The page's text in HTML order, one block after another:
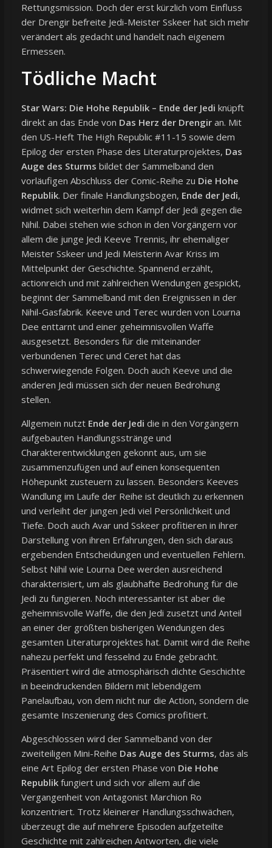
Rettungsmission. Doch der erst kürzlich vom Einfluss
der Drengir befreite Jedi-Meister Sskeer hat sich mehr
verändert als gedacht und handelt nach eigenem
Ermessen.
Tödliche Macht
Star Wars: Die Hohe Republik – Ende der Jedi knüpft
direkt an das Ende von Das Herz der Drengiran. Mit
den US-Heft The High Republic #11-15 sowie dem
Epilog der ersten Phase des Literaturprojektes, Das
Auge des Sturms bildet der Sammelband den
vorläufigen Abschluss der Comic-Reihe zu Die Hohe
Republik. Der finale Handlungsbogen, Ende der Jedi,
widmet sich weiterhin dem Kampf der Jedi gegen die
Nihil. Dabei stehen wie schon in den Vorgängern vor
allem die junge Jedi Keeve Trennis, ihr ehemaliger
Meister Sskeer und Jedi Meisterin Avar Kriss im
Mittelpunkt der Geschichte. Spannend erzählt,
actionreich und mit zahlreichen Wendungen gespickt,
beginnt der Sammelband mit den Ereignissen in der
Nihil-Gasfabrik. Keeve und Terec wurden von Lourna
Dee enttarnt und einer geheimnisvollen Waffe
ausgesetzt. Besonders für die miteinander
verbundenen Terec und Ceret hat das
schwerwiegende Folgen. Doch auch Keeve und die
anderen Jedi müssen sich der neuen Bedrohung
stellen.
Allgemein nutzt Ende der Jedi die in den Vorgängern
aufgebauten Handlungsstränge und
Charakterentwicklungen gekonnt aus, um sie
zusammenzufügen und auf einen konsequenten
Höhepunkt zusteuern zu lassen. Besonders Keeves
Wandlung im Laufe der Reihe ist deutlich zu erkennen
und verleiht der jungen Jedi viel Persönlichkeit und
Tiefe. Doch auch Avar und Sskeer profitieren in ihrer
Darstellung von ihren Erfahrungen, den sich daraus
ergebenden Entscheidungen und eventuellen Fehlern.
Selbst Nihil wie Lourna Dee werden ausreichend
charakterisiert, um als glaubhafte Bedrohung für die
Jedi zu fungieren. Noch interessanter ist aber die
geheimnisvolle Waffe, die den Jedi zusetzt und Anteil
an einer der größten bisherigen Wendungen des
gesamten Literaturprojektes hat. Damit wird die Reihe
nahezu perfekt und fesselnd zu Ende gebracht.
Präsentiert wird die atmosphärisch dichte Geschichte
in beeindruckenden Bildern mit lebendigem
Panelaufbau, von dem nicht nur die Action, sondern die
gesamte Inszenierung des Comics profitiert.
Abgeschlossen wird der Sammelband von der
zweiteiligen Mini-Reihe Das Auge des Sturms, das als
eine Art Epilog der ersten Phase von Die Hohe
Republikfungiert und sich vor allem auf die
Vergangenheit von Antagonist Marchion Ro
konzentriert. Trotz kleinerer Handlungsschwächen,
überzeugt die auf mehrere Episoden aufgeteilte
Geschichte mit zahlreichen Antworten, die viele